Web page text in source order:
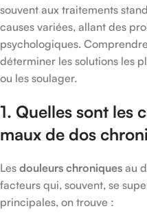
souvent aux traitements
causes variées, allant des
psychologiques.
déterminer les solutions les
ou les soulager.
1. Quelles sont les
maux de dos
Les douleurs chroniques au
facteurs qui, souvent, se
principales, on trouve :